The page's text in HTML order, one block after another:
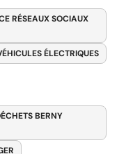
RÉSEAUX SOCIAUX
ÉLECTRIQUES
BERNY